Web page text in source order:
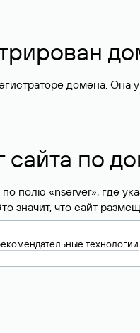
домена. Она
сайта по
полю «nserver», где
значит, что сайт
хостинг-
технологии